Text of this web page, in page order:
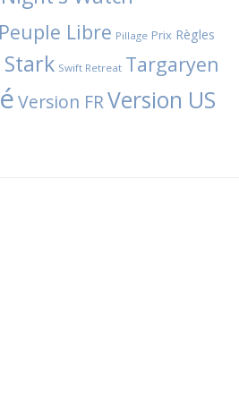
Peuple Libre Pillage Prix Règles
Stark Swift Retreat Targaryen
Version FRVersion US